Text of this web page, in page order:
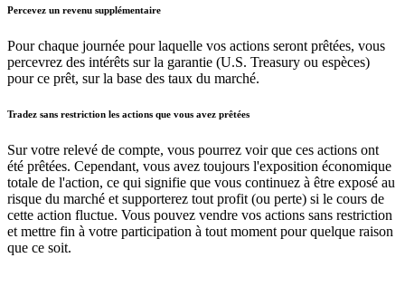
Percevez un revenu supplémentaire
Pour chaque journée pour laquelle vos actions seront prêtées, vous
percevrez des intérêts sur la garantie (U.S. Treasury ou espèces)
pour ce prêt, sur la base des taux du marché.
Tradez sans restriction les actions que vous avez prêtées
Sur votre relevé de compte, vous pourrez voir que ces actions ont
été prêtées. Cependant, vous avez toujours l'exposition économique
totale de l'action, ce qui signifie que vous continuez à être exposé au
risque du marché et supporterez tout profit (ou perte) si le cours de
cette action fluctue. Vous pouvez vendre vos actions sans restriction
et mettre fin à votre participation à tout moment pour quelque raison
que ce soit.